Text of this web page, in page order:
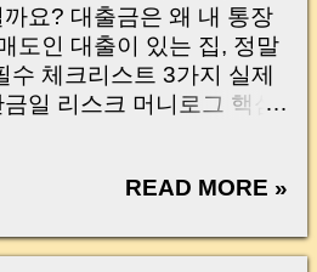
요? 대출금은 왜 내 통장
도인 대출이 있는 집, 정말
수 체크리스트 3가지 실제
일 리스크 머니로그 핵심
If the Seller Has a
to Avoid MoneyLog
READ MORE »